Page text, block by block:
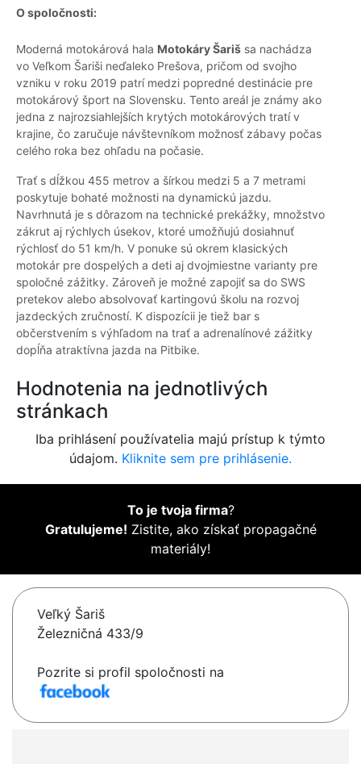
O spoločnosti:
Moderná motokárová hala Motokáry Šariš sa nachádza
vo Veľkom Šariši neďaleko Prešova, pričom od svojho
vzniku v roku 2019 patrí medzi popredné destinácie pre
motokárový šport na Slovensku. Tento areál je známy ako
jedna z najrozsiahlejších krytých motokárových tratí v
krajine, čo zaručuje návštevníkom možnosť zábavy počas
celého roka bez ohľadu na počasie.
Trať s dĺžkou 455 metrov a šírkou medzi 5 a 7 metrami
poskytuje bohaté možnosti na dynamickú jazdu.
Navrhnutá je s dôrazom na technické prekážky, množstvo
zákrut aj rýchlych úsekov, ktoré umožňujú dosiahnuť
rýchlosť do 51 km/h. V ponuke sú okrem klasických
motokár pre dospelých a deti aj dvojmiestne varianty pre
spoločné zážitky. Zároveň je možné zapojiť sa do SWS
pretekov alebo absolvovať kartingovú školu na rozvoj
jazdeckých zručností. K dispozícii je tiež bar s
občerstvením s výhľadom na trať a adrenalínové zážitky
dopĺňa atraktívna jazda na Pitbike.
Hodnotenia na jednotlivých
stránkach
Iba prihlásení používatelia majú prístup k týmto
údajom. Kliknite sem pre prihlásenie.
To je tvoja firma?
Gratulujeme! Zistite, ako získať propagačné
materiály!
Veľký Šariš
Železničná 433/9
Pozrite si profil spoločnosti na